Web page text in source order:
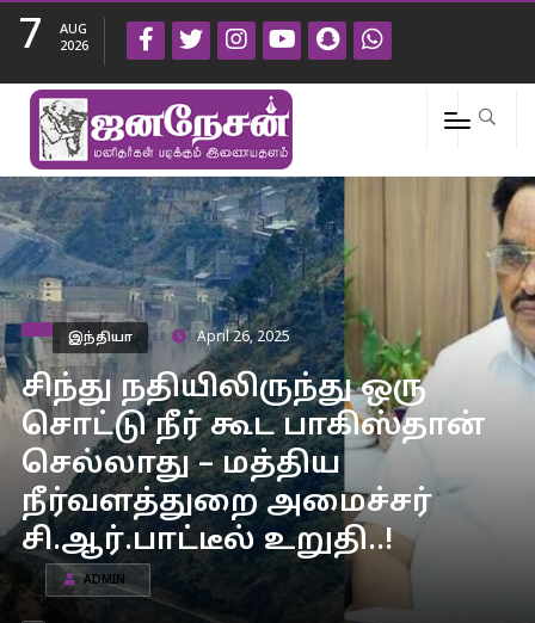
7
AUG
2026
இந்தியா April 26, 2025
சிந்து நதியிலிருந்து ஒரு
சொட்டு நீர் கூட பாகிஸ்தான்
செல்லாது – மத்திய
நீர்வளத்துறை அமைச்சர்
சி.ஆர்.பாட்டீல் உறுதி..!
ADMIN